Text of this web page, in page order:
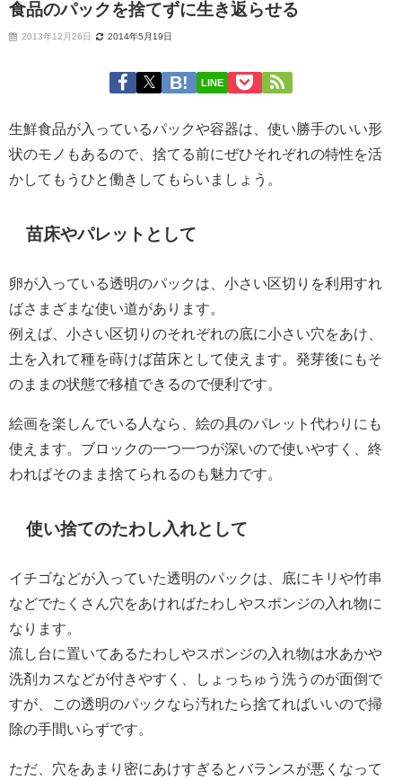
食品のパックを捨てずに生き返らせる
2013年12月26日 2014年5月19日
LINE
生鮮食品が入っているパックや容器は、使い勝手のいい形
状のモノもあるので、捨てる前にぜひそれぞれの特性を活
かしてもうひと働きしてもらいましょう。
苗床やパレットとして
卵が入っている透明のパックは、小さい区切りを利用すれ
ばさまざまな使い道があります。
例えば、小さい区切りのそれぞれの底に小さい穴をあけ、
土を入れて種を蒔けば苗床として使えます。発芽後にもそ
のままの状態で移植できるので便利です。
絵画を楽しんでいる人なら、絵の具のパレット代わりにも
使えます。ブロックの一つ一つが深いので使いやすく、終
わればそのまま捨てられるのも魅力です。
使い捨てのたわし入れとして
イチゴなどが入っていた透明のパックは、底にキリや竹串
などでたくさん穴をあければたわしやスポンジの入れ物に
なります。
流し台に置いてあるたわしやスポンジの入れ物は水あかや
洗剤カスなどが付きやすく、しょっちゅう洗うのが面倒で
すが、この透明のパックなら汚れたら捨てればいいので掃
除の手間いらずです。
ただ、穴をあまり密にあけすぎるとバランスが悪くなって